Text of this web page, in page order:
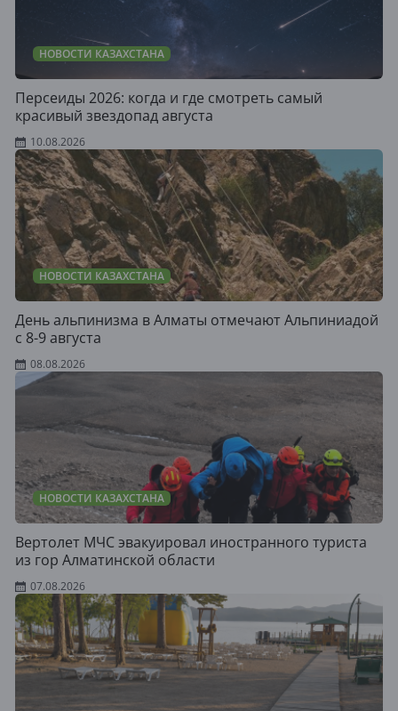
НОВОСТИ КАЗАХСТАНА
Персеиды 2026: когда и где смотреть самый
красивый звездопад августа
10.08.2026
НОВОСТИ КАЗАХСТАНА
День альпинизма в Алматы отмечают Альпиниадой
с 8-9 августа
08.08.2026
НОВОСТИ КАЗАХСТАНА
Вертолет МЧС эвакуировал иностранного туриста
из гор Алматинской области
07.08.2026